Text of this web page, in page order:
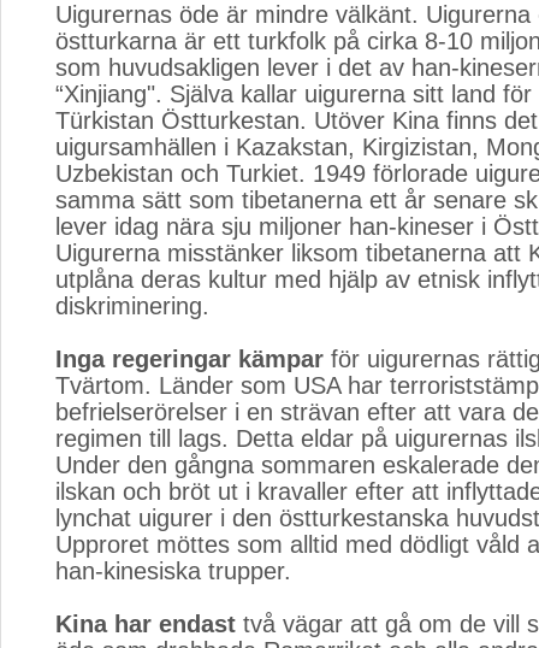
Uigurernas öde är mindre välkänt. Uigurerna
östturkarna är ett turkfolk på cirka 8-10
som huvudsakligen lever i det av han-
“Xinjiang". Själva kallar uigurerna sitt land för
Türkistan Östturkestan. Utöver Kina finns
uigursamhällen i Kazakstan, Kirgizistan,
Uzbekistan och Turkiet. 1949 förlorade
samma sätt som tibetanerna ett år senare
lever idag nära sju miljoner han-kineser i
Uigurerna misstänker liksom tibetanerna att
utplåna deras kultur med hjälp av etnisk
diskriminering.
Inga regeringar kämpar för uigurernas
Tvärtom. Länder som USA har
befrielserörelser i en strävan efter att vara
regimen till lags. Detta eldar på uigurernas
Under den gångna sommaren eskalerade
ilskan och bröt ut i kravaller efter att
lynchat uigurer i den östturkestanska
Upproret möttes som alltid med dödligt våld
han-kinesiska trupper.
Kina har endast två vägar att gå om de vill